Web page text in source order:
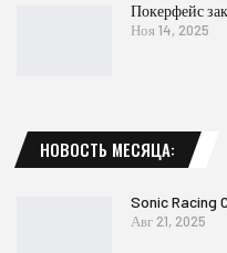
Покерфейс
Ноя 14, 2025
НОВОСТЬ МЕСЯЦА:
Sonic Racing
Авг 21, 2025